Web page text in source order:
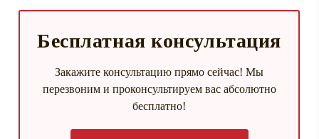
Бесплатная консультация
Закажите консультацию прямо сейчас! Мы
перезвоним и проконсультируем вас абсолютно
бесплатно!